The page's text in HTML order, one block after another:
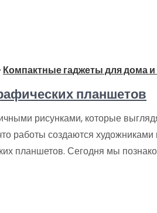
Компактные гаджеты для дома и
планшетов
рисунками, которые
работы создаются
планшетов. Сегодня мы